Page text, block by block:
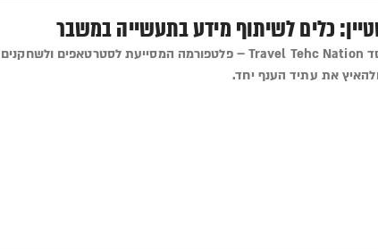
כלים לשיתוף מידע בתעשייה במשבר
הנרי חן ויינשטיין, משקיע הון סיכון ומייסד Travel Tehc Nation – פלטפורמה המסייעת לסטרטאפים ולשחקנים